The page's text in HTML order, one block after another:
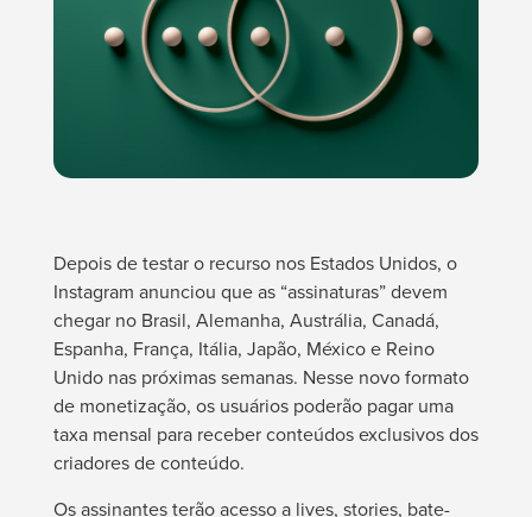
Depois de testar o recurso nos Estados Unidos, o
Instagram anunciou que as “assinaturas” devem
chegar no Brasil, Alemanha, Austrália, Canadá,
Espanha, França, Itália, Japão, México e Reino
Unido nas próximas semanas. Nesse novo formato
de monetização, os usuários poderão pagar uma
taxa mensal para receber conteúdos exclusivos dos
criadores de conteúdo.
Os assinantes terão acesso a lives, stories, bate-